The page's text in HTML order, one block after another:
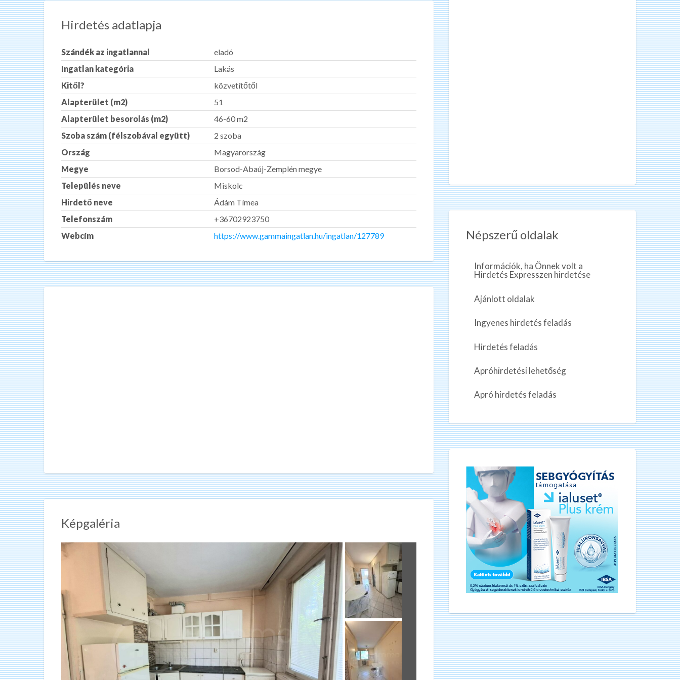
Hirdetés adatlapja
Szándék az ingatlannal
eladó
Ingatlan kategória
Lakás
Kitől?
közvetítőtől
Alapterület (m2)
51
Alapterület besorolás (m2)
46-60 m2
Szoba szám (félszobával együtt)
2 szoba
Ország
Magyarország
Megye
Borsod-Abaúj-Zemplén megye
Település neve
Miskolc
Hirdető neve
Ádám Tímea
Telefonszám
+36702923750
Webcím
https://www.gammaingatlan.hu/ingatlan/127789
Képgaléria
Népszerű oldalak
Információk, ha Önnek volt a
Hirdetés Expresszen hirdetése
Ajánlott oldalak
Ingyenes hirdetés feladás
Hirdetés feladás
Apróhirdetési lehetőség
Apró hirdetés feladás